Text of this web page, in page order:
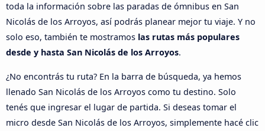
toda la información sobre las paradas de ómnibus en San
Nicolás de los Arroyos, así podrás planear mejor tu viaje. Y no
solo eso, también te mostramos las rutas más populares
desde y hasta San Nicolás de los Arroyos.
¿No encontrás tu ruta? En la barra de búsqueda, ya hemos
llenado San Nicolás de los Arroyos como tu destino. Solo
tenés que ingresar el lugar de partida. Si deseas tomar el
micro desde San Nicolás de los Arroyos, simplemente hacé clic